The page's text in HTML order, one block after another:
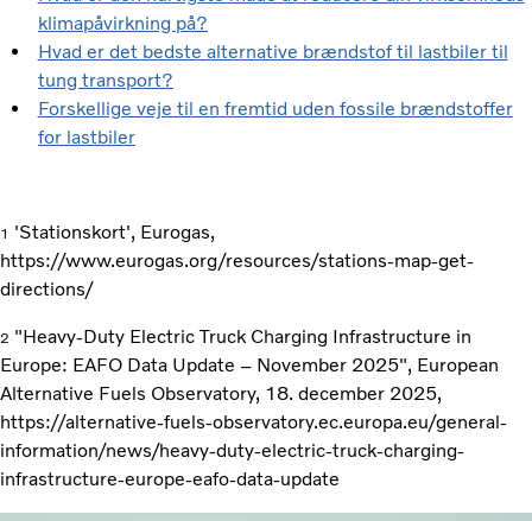
klimapåvirkning på?
Hvad er det bedste alternative brændstof til lastbiler til
tung transport?
Forskellige veje til en fremtid uden fossile brændstoffer
for lastbiler
1 'Stationskort', Eurogas,
https://www.eurogas.org/resources/stations-map-get-
directions/
2 "Heavy-Duty Electric Truck Charging Infrastructure in
Europe: EAFO Data Update – November 2025", European
Alternative Fuels Observatory, 18. december 2025,
https://alternative-fuels-observatory.ec.europa.eu/general-
information/news/heavy-duty-electric-truck-charging-
infrastructure-europe-eafo-data-update